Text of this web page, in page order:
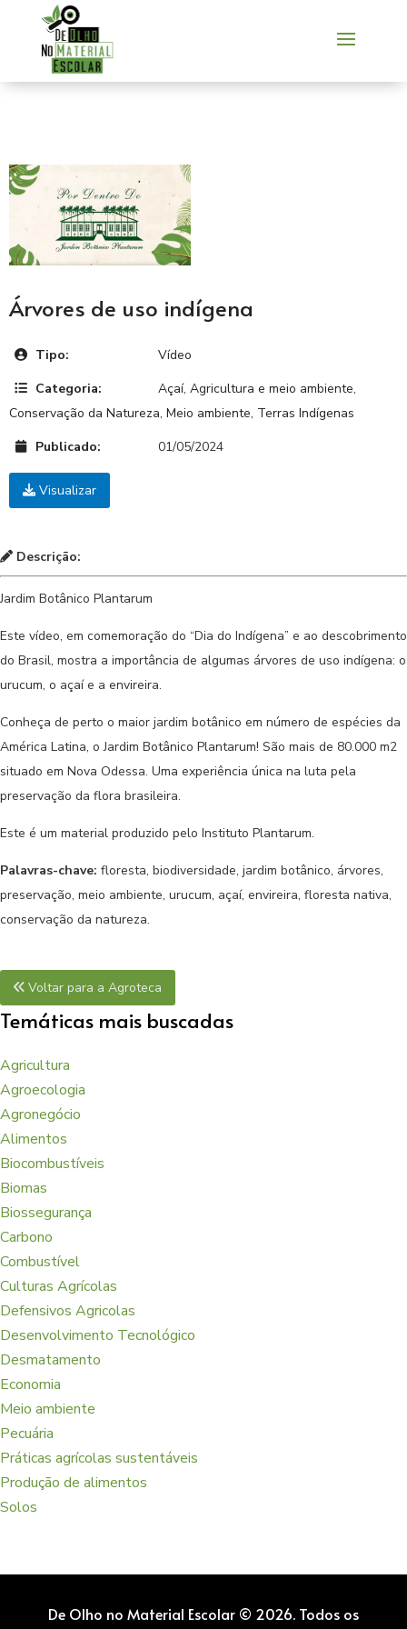
Árvores de uso indígena
Tipo:
Vídeo
Categoria:
Açaí, Agricultura e meio ambiente,
Conservação da Natureza, Meio ambiente, Terras Indígenas
Publicado:
01/05/2024
Visualizar
Descrição:
Jardim Botânico Plantarum
Este vídeo, em comemoração do “Dia do Indígena” e ao descobrimento
do Brasil, mostra a importância de algumas árvores de uso indígena: o
urucum, o açaí e a envireira.
Conheça de perto o maior jardim botânico em número de espécies da
América Latina, o Jardim Botânico Plantarum! São mais de 80.000 m2
situado em Nova Odessa. Uma experiência única na luta pela
preservação da flora brasileira.
Este é um material produzido pelo Instituto Plantarum.
Palavras-chave: floresta, biodiversidade, jardim botânico, árvores,
preservação, meio ambiente, urucum, açaí, envireira, floresta nativa,
conservação da natureza.
Voltar para a Agroteca
Temáticas mais buscadas
Agricultura
Agroecologia
Agronegócio
Alimentos
Biocombustíveis
Biomas
Biossegurança
Carbono
Combustível
Culturas Agrícolas
Defensivos Agricolas
Desenvolvimento Tecnológico
Desmatamento
Economia
Meio ambiente
Pecuária
Práticas agrícolas sustentáveis
Produção de alimentos
Solos
De Olho no Material Escolar © 2026. Todos os